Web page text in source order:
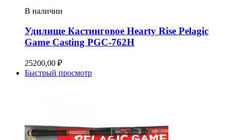
В наличии
Удилище Кастинговое Hearty Rise Pelagic
Game Casting PGC-762H
25200,00 ₽
Быстрый просмотр